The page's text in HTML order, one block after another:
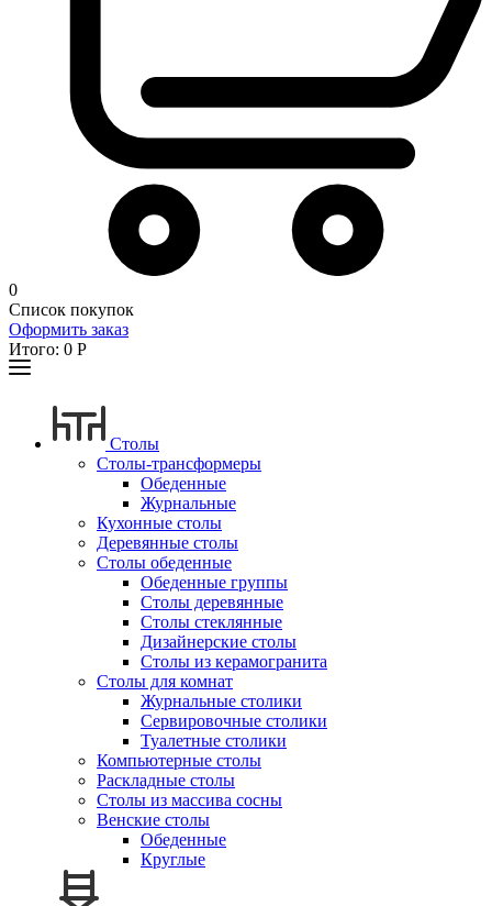
0
Список покупок
Оформить заказ
Итого: 0 Р
Столы
Столы-трансформеры
Обеденные
Журнальные
Кухонные столы
Деревянные столы
Столы обеденные
Обеденные группы
Столы деревянные
Столы стеклянные
Дизайнерские столы
Столы из керамогранита
Столы для комнат
Журнальные столики
Сервировочные столики
Туалетные столики
Компьютерные столы
Раскладные столы
Столы из массива сосны
Венские столы
Обеденные
Круглые